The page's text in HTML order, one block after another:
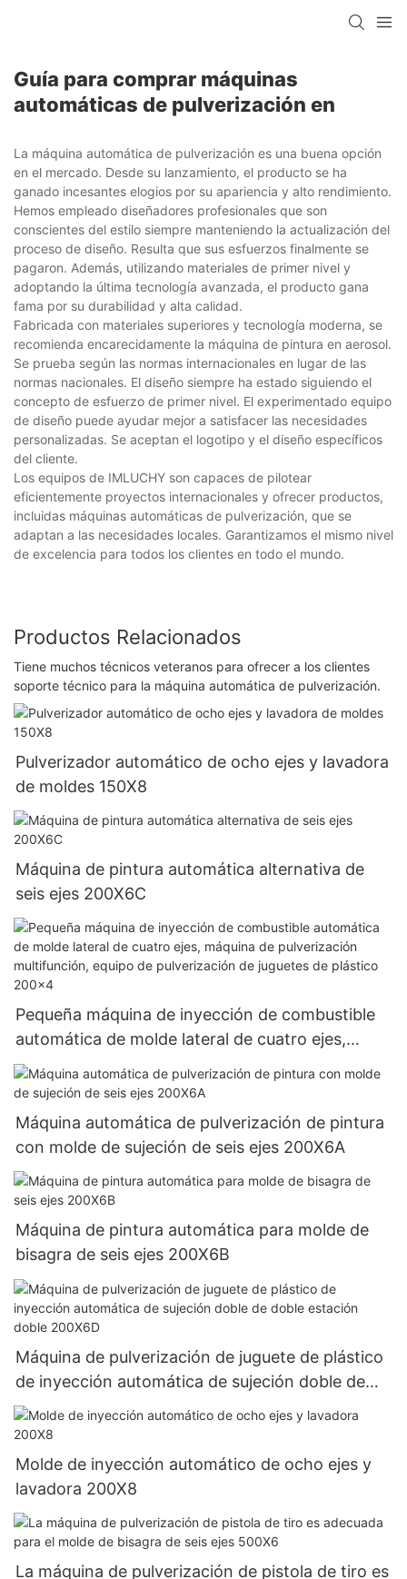
Guía para comprar máquinas
automáticas de pulverización en
La máquina automática de pulverización es una buena opción
en el mercado. Desde su lanzamiento, el producto se ha
ganado incesantes elogios por su apariencia y alto rendimiento.
Hemos empleado diseñadores profesionales que son
conscientes del estilo siempre manteniendo la actualización del
proceso de diseño. Resulta que sus esfuerzos finalmente se
pagaron. Además, utilizando materiales de primer nivel y
adoptando la última tecnología avanzada, el producto gana
fama por su durabilidad y alta calidad.
Fabricada con materiales superiores y tecnología moderna, se
recomienda encarecidamente la máquina de pintura en aerosol.
Se prueba según las normas internacionales en lugar de las
normas nacionales. El diseño siempre ha estado siguiendo el
concepto de esfuerzo de primer nivel. El experimentado equipo
de diseño puede ayudar mejor a satisfacer las necesidades
personalizadas. Se aceptan el logotipo y el diseño específicos
del cliente.
Los equipos de IMLUCHY son capaces de pilotear
eficientemente proyectos internacionales y ofrecer productos,
incluidas máquinas automáticas de pulverización, que se
adaptan a las necesidades locales. Garantizamos el mismo nivel
de excelencia para todos los clientes en todo el mundo.
Productos Relacionados
Tiene muchos técnicos veteranos para ofrecer a los clientes
soporte técnico para la máquina automática de pulverización.
Pulverizador automático de ocho ejes y lavadora
de moldes 150X8
Máquina de pintura automática alternativa de
seis ejes 200X6C
Pequeña máquina de inyección de combustible
automática de molde lateral de cuatro ejes,
máquina de pulverización multifunción, equipo
de pulverización de juguetes de plástico 200x4
Máquina automática de pulverización de pintura
con molde de sujeción de seis ejes 200X6A
Máquina de pintura automática para molde de
bisagra de seis ejes 200X6B
Máquina de pulverización de juguete de plástico
de inyección automática de sujeción doble de
doble estación doble 200X6D
Molde de inyección automático de ocho ejes y
lavadora 200X8
La máquina de pulverización de pistola de tiro es